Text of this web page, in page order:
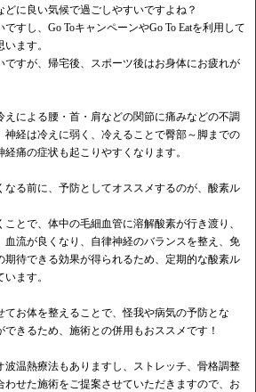
に良い気候で過ごしやすいですよね？
すし、Go ToキャンペーンやGo To Eatを利用して
ます。
ですが、帰宅後、スポーツ後はお身体にお疲れが
えによる腰・首・肩などの関節に痛みなどの不調
神経は冷えに弱く、冷えることで臀部～脚までの
痛の症状も起こりやすくなります。
なる前に、予防としてオススメするのが、酸素ル
とで、体中の毛細血管に溶解酸素が行き渡り、
血流が良くなり、自律神経のバランスを整え、免
期待できる効果が得られるため、定期的な酸素ル
ます。
てお体を整えることで、怪我や病気の予防とな
きるため、施術との併用もおススメです！
波温熱療法もありますし、ストレッチ、骨格調整
わせた施術をご提案させていただきますので、お